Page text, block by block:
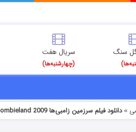
سنگ سریال هفت
(چهارشنبه‌ها)
»دانلود فیلم سرزمین زامبی‌ها Zombieland 2009